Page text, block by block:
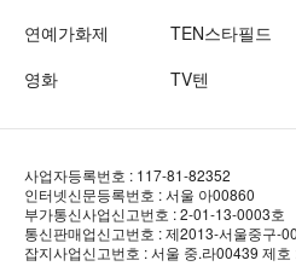
연예가화제 TEN스타필드
영화
TV텐
사업자등록번호 : 117-81-82352
인터넷신문등록번호 : 서울 아00860
부가통신사업신고번호 : 2-01-13-0003호
통신판매업신고번호 : 제2013-서울중구-
잡지사업신고번호 : 서울 중.라00439 제호